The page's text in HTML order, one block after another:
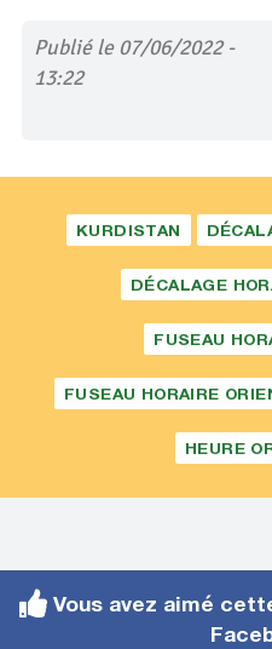
Publié le 07/06/2022 -
13:22
KURDISTAN
DÉCALAGE
FUSEAU
FUSEAU HORAIRE
HEURE
Vous avez aimé